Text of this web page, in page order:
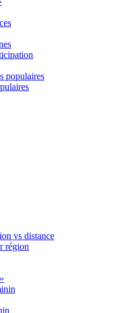
populaires
vs distance
région